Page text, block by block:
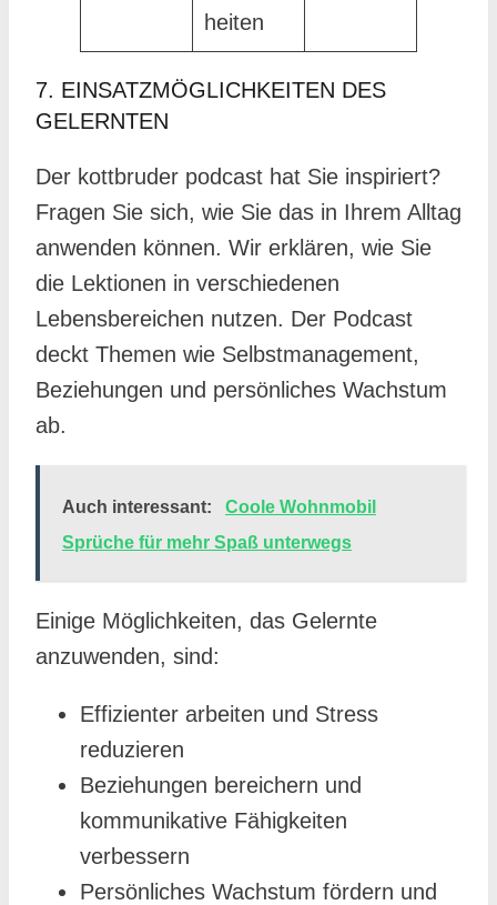
heiten
7. EINSATZMÖGLICHKEITEN DES
GELERNTEN
Der kottbruder podcast hat Sie inspiriert?
Fragen Sie sich, wie Sie das in Ihrem Alltag
anwenden können. Wir erklären, wie Sie
die Lektionen in verschiedenen
Lebensbereichen nutzen. Der Podcast
deckt Themen wie Selbstmanagement,
Beziehungen und persönliches Wachstum
ab.
Auch interessant:
Coole Wohnmobil
Sprüche für mehr Spaß unterwegs
Einige Möglichkeiten, das Gelernte
anzuwenden, sind:
Effizienter arbeiten und Stress
reduzieren
Beziehungen bereichern und
kommunikative Fähigkeiten
verbessern
Persönliches Wachstum fördern und